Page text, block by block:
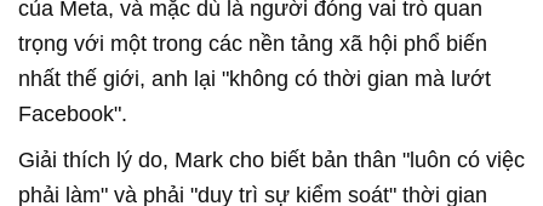
của Meta, và mặc dù là người đóng vai trò quan
trọng với một trong các nền tảng xã hội phổ biến
nhất thế giới, anh lại "không có thời gian mà lướt
Facebook".
Giải thích lý do, Mark cho biết bản thân "luôn có việc
phải làm" và phải "duy trì sự kiểm soát" thời gian